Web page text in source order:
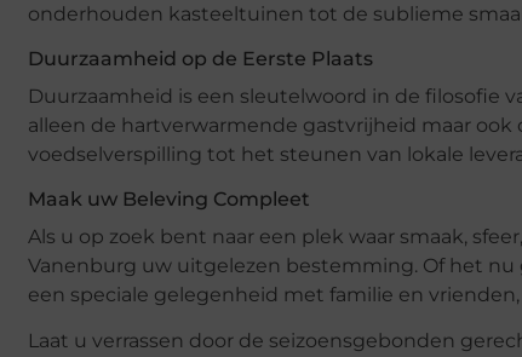
onderhouden kasteeltuinen tot de sublieme
Duurzaamheid op de Eerste Plaats
Duurzaamheid is een sleutelwoord in de filosofie
alleen de hartverwarmende gastvrijheid maar
voedselverspilling tot het steunen van lokale
Maak uw Beleving Compleet
Als u op zoek bent naar een plek waar smaak,
Vanenburg uw uitgelezen bestemming. Of het
een speciale gelegenheid met familie en
Laat u verrassen door de seizoensgebonden